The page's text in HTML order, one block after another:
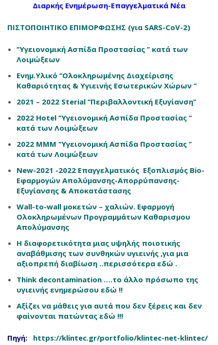
Διαρκής Ενημέρωση-Επαγγελματικά Νέα
ΠΙΣΤΟΠΟΙΗΤΙΚΟ ΕΠΙΜΟΡΦΩΣΗΣ (για SARS-CoV-2)
‘’Υγειονομική Ασπίδα Προστασίας ’’ κατά των
Λοιμώξεων
Ενημ.Υλικό ‘’Ολοκληρωμένης Διαχείρισης
Καθαριότητας & Υγιεινής Εσωτερικών Χώρων ‘’
2021 – 2022 Sterial ‘’Περιβαλλοντική Εξυγίανση’’
2022 Hotel ‘’Υγειονομική Ασπίδα Προστασίας ’’
κατά των Λοιμώξεων
2022 ΜΜΜ ‘’Υγειονομική Ασπίδα Προστασίας ’’
κατά των Λοιμώξεων
New-2021 -2022 Επαγγελματικός Εξοπλισμός Bio-
Εφαρμογών Απολύμανσης-Απορρύπανσης-
Εξυγίανσης & Αποκατάστασης
Wall-to-wall μοκετών – χαλιών. Εφαρμογή
Ολοκληρωμένων Προγραμμάτων Καθαρισμου
Απολύμανσης
Η διαφορετικότητα μιας υψηλής ποιοτικής
αναβάθμισης των συνθηκών υγιεινής ,για μια
αξιοπρεπή διαβίωση ..περισσότερα εδώ .
Think decontamination ….το άλλο πρόσωπο της
υγιεινής ενημερώσου εδώ !!
Αξίζει να μάθεις για αυτά που δεν ξέρεις και δεν
φαίνονται πατώντας εδώ !!!
Πηγή: https://klintec.gr/portfolio/klintec-net-klintec/